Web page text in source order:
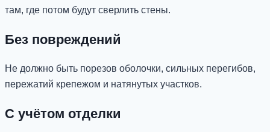
там, где потом будут сверлить стены.
Без повреждений
Не должно быть порезов оболочки, сильных перегибов,
пережатий крепежом и натянутых участков.
С учётом отделки